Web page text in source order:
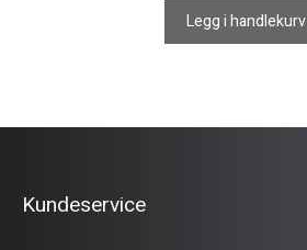
Legg i handlekurv
Kundeservice